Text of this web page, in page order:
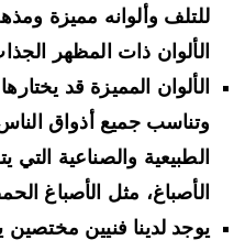
للتلف وألوانه مميزة
الألوان ذات المظهر الجذاب.
الألوان المميزة قد يختارها
وتناسب جميع أذواق الناس،
الطبيعية والصناعية التي
الأصباغ، مثل الأصباغ
يوجد لدينا فنيين مختصين